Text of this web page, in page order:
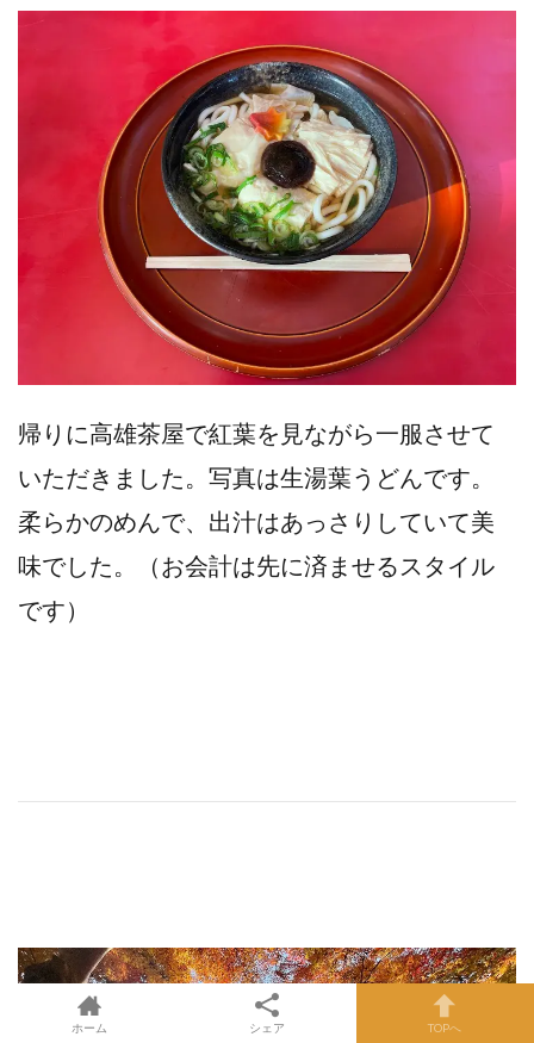
帰りに高雄茶屋で紅葉を見ながら一服させて
いただきました。写真は生湯葉うどんです。
柔らかのめんで、出汁はあっさりしていて美
味でした。（お会計は先に済ませるスタイル
です）
ホーム シェア TOPへ